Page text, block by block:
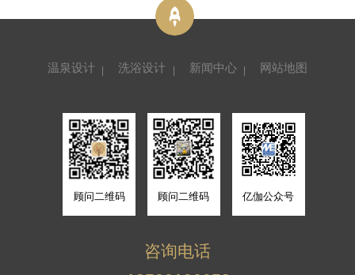
温泉设计 洗浴设计 新闻中心 网站地图
顾问二维码 顾问二维码 亿伽公众号
咨询电话
13701156952